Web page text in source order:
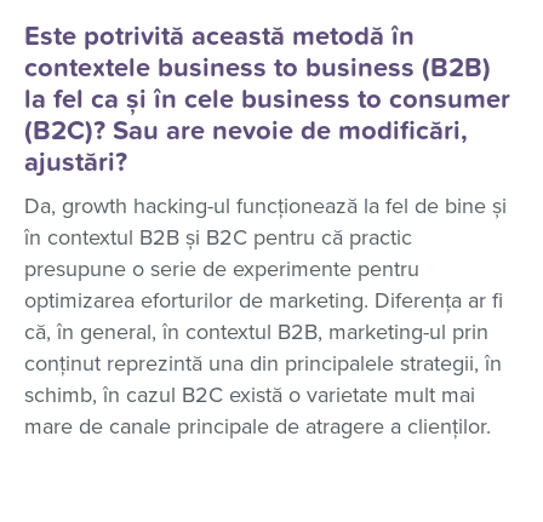
Este potrivită această metodă în
contextele business to business (B2B)
la fel ca și în cele business to consumer
(B2C)? Sau are nevoie de modificări,
ajustări?
Da, growth hacking-ul funcționează la fel de bine și
în contextul B2B și B2C pentru că practic
presupune o serie de experimente pentru
optimizarea eforturilor de marketing. Diferența ar fi
că, în general, în contextul B2B, marketing-ul prin
conținut reprezintă una din principalele strategii, în
schimb, în cazul B2C există o varietate mult mai
mare de canale principale de atragere a clienților.